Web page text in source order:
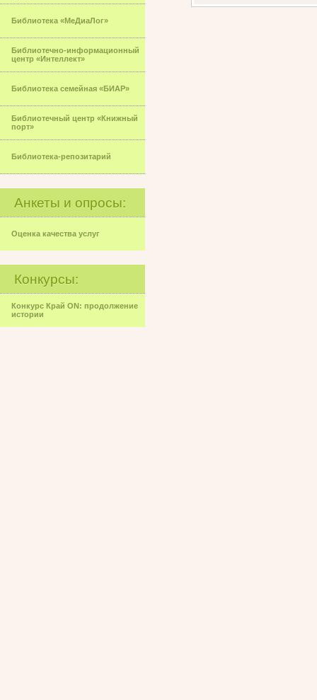
Библиотека «МеДиаЛог»
Библиотечно-информационный
центр «Интеллект»
Библиотека семейная «БИАР»
Библиотечный центр «Книжный
порт»
Библиотека-репозитарий
Анкеты и опросы:
Оценка качества услуг
Конкурсы:
Конкурс Край ON: продолжение
истории